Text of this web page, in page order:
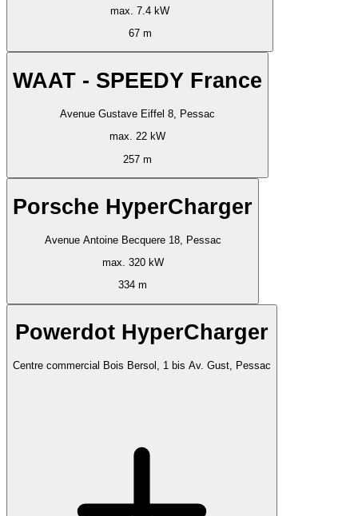
max. 7.4 kW
67 m
WAAT - SPEEDY France
Avenue Gustave Eiffel 8, Pessac
max. 22 kW
257 m
Porsche HyperCharger
Avenue Antoine Becquere 18, Pessac
max. 320 kW
334 m
Powerdot HyperCharger
Centre commercial Bois Bersol, 1 bis Av. Gust, Pessac